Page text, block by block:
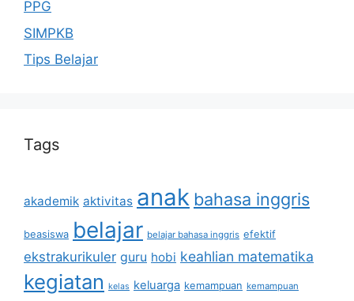
PPG
SIMPKB
Tips Belajar
Tags
akademik aktivitas anak bahasa inggris
beasiswa belajar belajar bahasa inggris efektif
ekstrakurikuler guru hobi keahlian matematika
kegiatan kelas keluarga kemampuan kemampuan